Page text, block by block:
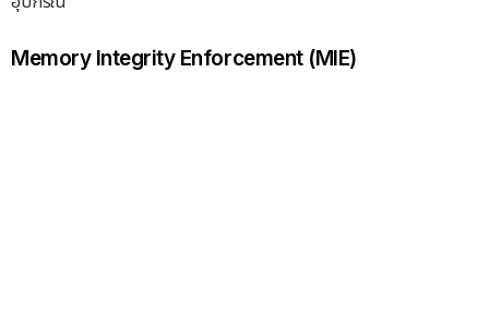
Memory Integrity Enforcement (MIE)